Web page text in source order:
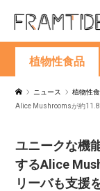
植物性食品
ニュース 植物性
Alice Mushroomsが約
ユニークな機
するAlice
リーバも支援